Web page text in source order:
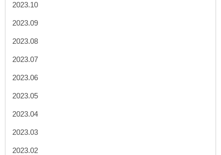
2023.10
2023.09
2023.08
2023.07
2023.06
2023.05
2023.04
2023.03
2023.02